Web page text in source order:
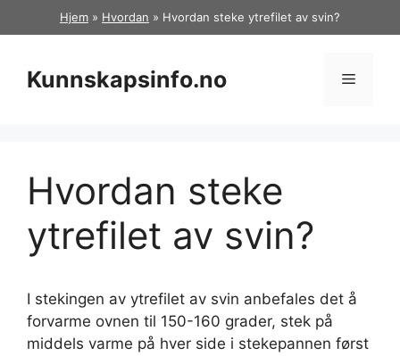
til
Hjem » Hvordan » Hvordan steke ytrefilet av svin?
Kunnskapsinfo.no Meny
Hvordan steke
ytrefilet av svin?
I stekingen av ytrefilet av svin anbefales det å
forvarme ovnen til 150-160 grader, stek på
middels varme på hver side i stekepannen først